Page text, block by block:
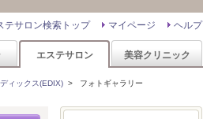
ヘルプ
マイページ
テサロン検索トップ
エステサロン 美容クリニック
ィックス(EDIX) > フォトギャラリー